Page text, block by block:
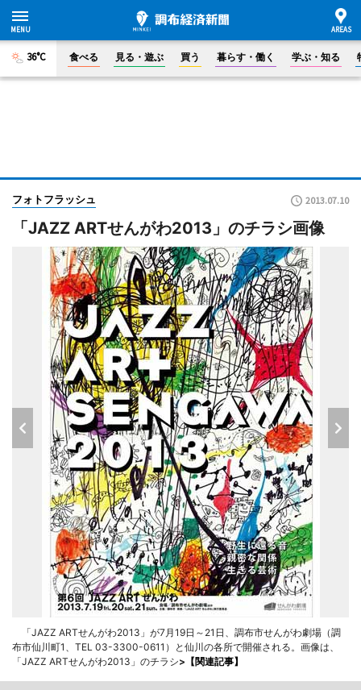
36°C 食べる 見る・遊ぶ 買う 暮らす・働く 学ぶ・知る
フォトフラッシュ 2013.07.10
「JAZZ ARTせんがわ2013」のチラシ画像
「JAZZ ARTせんがわ2013」が7月19日～21日、調布市せんがわ劇場（調
布市仙川町1、TEL 03-3300-0611）と仙川の各所で開催される。画像は、
「JAZZ ARTせんがわ2013」のチラシ> 【関連記事】